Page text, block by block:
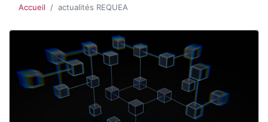
Accueil actualités REQUEA